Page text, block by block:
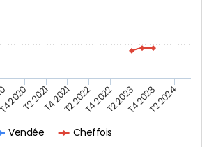
Vendée Cheffois
2020T2 2021T4 2021T2 2022T4 2022T2 2023T4 2023T2 2024